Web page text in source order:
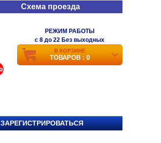
Схема проезда
РЕЖИМ РАБОТЫ
c 8 до 22 Без выходных
В КОРЗИНЕ
ТОВАРОВ : 0
ЗАРЕГИСТРИРОВАТЬСЯ